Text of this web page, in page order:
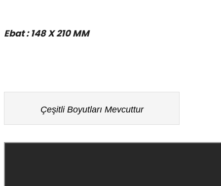
Ebat : 148 X 210 MM
Çeşitli Boyutları Mevcuttur